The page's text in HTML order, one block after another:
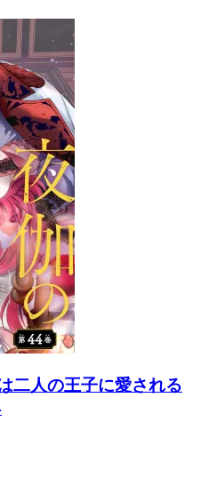
二人の王子に愛される